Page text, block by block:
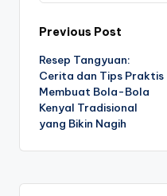
Post
navigation
Previous Post
Resep Tangyuan:
Cerita dan Tips Praktis
Membuat Bola-Bola
Kenyal Tradisional
yang Bikin Nagih